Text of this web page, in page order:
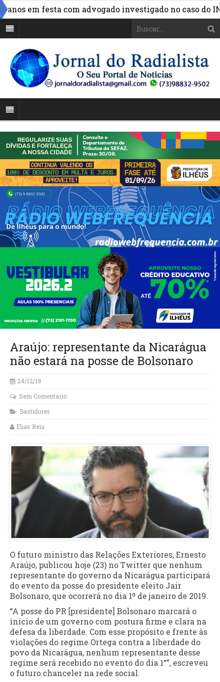
em festa com advogado investigado no caso do INSS
Araújo: representante da Nicarágua
não estará na posse de Bolsonaro
24/12/18
Sem Comentário
Bastidores
Elias Reis
O futuro ministro das Relações Exteriores, Ernesto
Araújo, publicou hoje (23) no Twitter que nenhum
representante do governo da Nicarágua participará
do evento da posse do presidente eleito Jair
Bolsonaro, que ocorrerá no dia 1º de janeiro de 2019.
“A posse do PR [presidente] Bolsonaro marcará o
início de um governo com postura firme e clara na
defesa da liberdade. Com esse propósito e frente às
violações do regime Ortega contra a liberdade do
povo da Nicarágua, nenhum representante desse
regime será recebido no evento do dia 1°”, escreveu
o futuro chanceler na rede social.